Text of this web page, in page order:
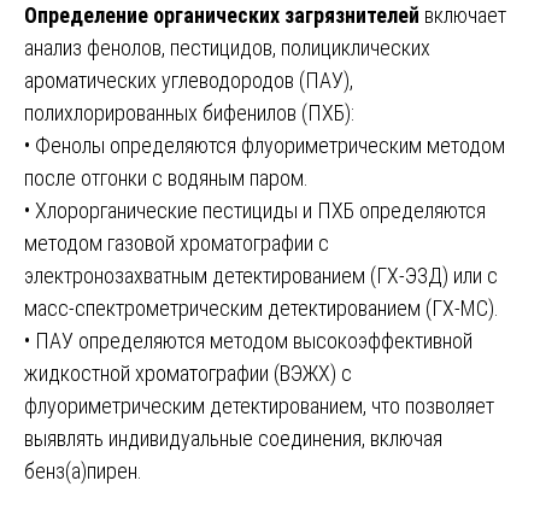
Определение органических загрязнителей включает
анализ фенолов, пестицидов, полициклических
ароматических углеводородов (ПАУ),
полихлорированных бифенилов (ПХБ):
• Фенолы определяются флуориметрическим методом
после отгонки с водяным паром.
• Хлорорганические пестициды и ПХБ определяются
методом газовой хроматографии с
электронозахватным детектированием (ГХ-ЭЗД) или с
масс-спектрометрическим детектированием (ГХ-МС).
• ПАУ определяются методом высокоэффективной
жидкостной хроматографии (ВЭЖХ) с
флуориметрическим детектированием, что позволяет
выявлять индивидуальные соединения, включая
бенз(а)пирен.